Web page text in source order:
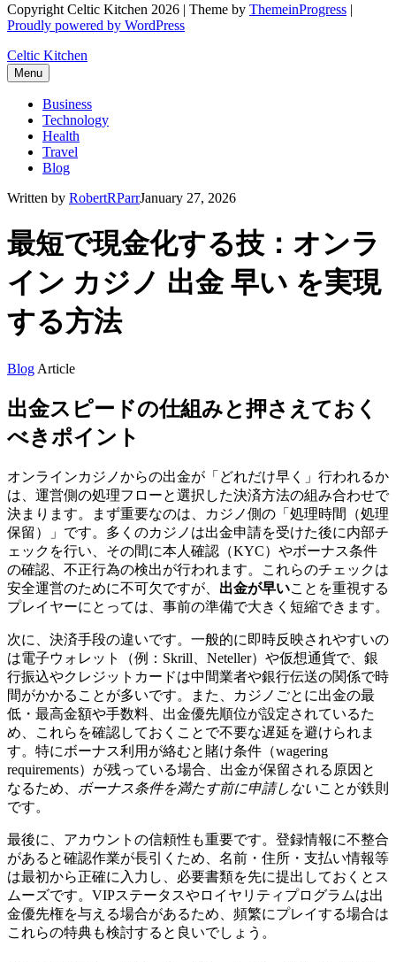
Copyright Celtic Kitchen 2026 | Theme by ThemeinProgress |
Proudly powered by WordPress
Celtic Kitchen
Menu
Business
Technology
Health
Travel
Blog
Written by RobertRParrJanuary 27, 2026
最短で現金化する技：オンラ
イン カジノ 出金 早い を実現
する方法
Blog Article
出金スピードの仕組みと押さえておく
べきポイント
オンラインカジノからの出金が「どれだけ早く」行われるか
は、運営側の処理フローと選択した決済方法の組み合わせで
決まります。まず重要なのは、カジノ側の「処理時間（処理
保留）」です。多くのカジノは出金申請を受けた後に内部チ
ェックを行い、その間に本人確認（KYC）やボーナス条件
の確認、不正行為の検出が行われます。これらのチェックは
安全運営のために不可欠ですが、 出金が早いことを重視する
プレイヤーにとっては、事前の準備で大きく短縮できます。
次に、決済手段の違いです。一般的に即時反映されやすいの
は電子ウォレット（例：Skrill、Neteller）や仮想通貨で、銀
行振込やクレジットカードは中間業者や銀行伝送の関係で時
間がかかることが多いです。また、カジノごとに出金の最
低・最高金額や手数料、出金優先順位が設定されているた
め、これらを確認しておくことで不要な遅延を避けられま
す。特にボーナス利用が絡むと賭け条件（wagering
requirements）が残っている場合、出金が保留される原因と
なるため、 ボーナス条件を満たす前に申請しないことが鉄則
です。
最後に、アカウントの信頼性も重要です。登録情報に不整合
があると確認作業が長引くため、名前・住所・支払い情報等
は最初から正確に入力し、必要書類を先に提出しておくとス
ムーズです。VIPステータスやロイヤリティプログラムは出
金優先権を与える場合があるため、頻繁にプレイする場合は
これらの特典も検討すると良いでしょう。